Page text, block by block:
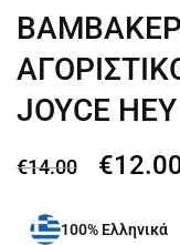
JOYCE
€14.00 €
100% Ελληνικά